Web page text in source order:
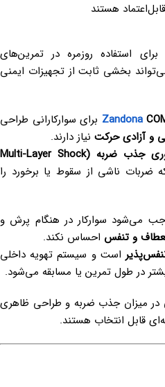
هستند
COMPETITION VEST X6–7–8 برای استفاده روزمره در تمرین‌های
بخشی ثابت از تجهیزات ایمنی
Zandona برای سوارکارانی طراحی
و آزادی حرکت نیاز دارند.
فوم چندلایه با فناوری جذب ضربه (Multi-Layer Shock
ناشی از سقوط یا برخورد را
می‌شود سوارکار در هنگام پرش و
و تنفس احساس نکند.
است و سیستم تهویه داخلی
در طول تمرین یا مسابقه می‌شود.
در میزان جذب ضربه و طراحی ظاهری
قابل انتخاب هستند.